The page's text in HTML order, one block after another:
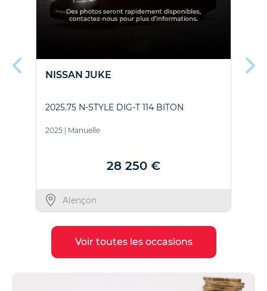
NISSAN JUKE
2025.75 N-STYLE DIG-T 114 BITON
2025 Manuelle
28 250 €
Alençon
Voir toutes les occasions